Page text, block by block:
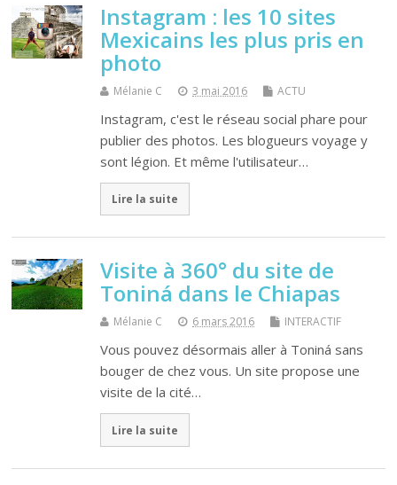
Instagram : les 10 sites
Mexicains les plus pris en
photo
Mélanie C 3 mai 2016 ACTU
Instagram, c'est le réseau social phare pour
publier des photos. Les blogueurs voyage y
sont légion. Et même l'utilisateur…
Lire la suite
Visite à 360° du site de
Toniná dans le Chiapas
Mélanie C 6 mars 2016 INTERACTIF
Vous pouvez désormais aller à Toniná sans
bouger de chez vous. Un site propose une
visite de la cité…
Lire la suite